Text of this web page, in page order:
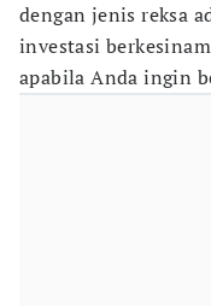
dengan jenis reksa
investasi
apabila Anda ingin